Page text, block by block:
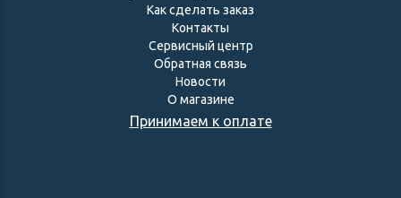
Как сделать заказ
Контакты
Сервисный центр
Обратная связь
Новости
О магазине
Принимаем к оплате